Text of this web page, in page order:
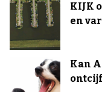
KIJK
en
Kan